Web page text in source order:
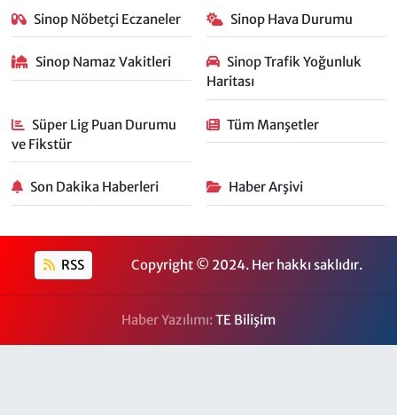
Sinop Nöbetçi Eczaneler Sinop Hava Durumu
Sinop Namaz Vakitleri
Sinop Trafik Yoğunluk
Haritası
Süper Lig Puan Durumu
ve Fikstür
Tüm Manşetler
Son Dakika Haberleri Haber Arşivi
RSS Copyright © 2024. Her hakkı saklıdır.
Haber Yazılımı:TE Bilişim